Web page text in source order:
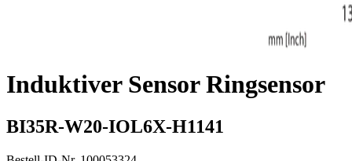
Induktiver Sensor Ringsensor
BI35R-W20-IOL6X-H1141